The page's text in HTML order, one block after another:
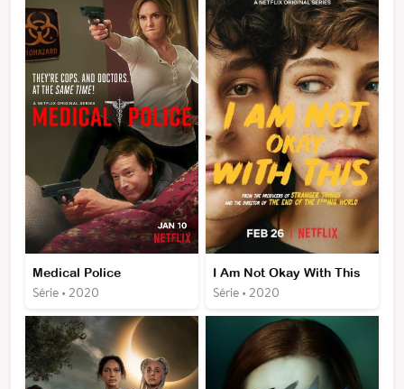
Medical Police
Série • 2020
I Am Not Okay With This
Série • 2020